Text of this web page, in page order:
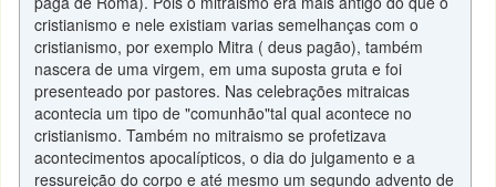
cristianismo e nele existiam varias semelhanças com o
cristianismo, por exemplo Mitra ( deus pagão), também
nascera de uma virgem, em uma suposta gruta e foi
presenteado por pastores. Nas celebrações mitraicas
acontecia um tipo de "comunhão"tal qual acontece no
cristianismo. Também no mitraismo se profetizava
acontecimentos apocalípticos, o dia do julgamento e a
ressureição do corpo e até mesmo um segundo advento de